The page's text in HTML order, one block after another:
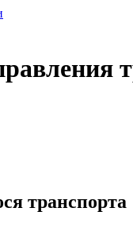
транспорта